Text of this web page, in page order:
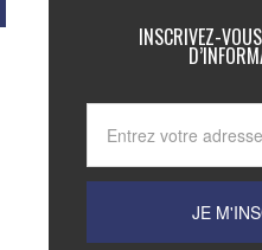
INSCRIVEZ-